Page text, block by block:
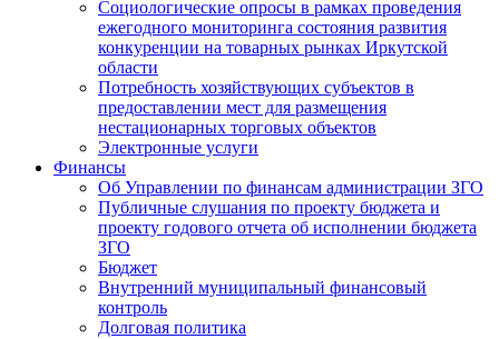
Социологические опросы в рамках проведения
ежегодного мониторинга состояния развития
конкуренции на товарных рынках Иркутской
области
Потребность хозяйствующих субъектов в
предоставлении мест для размещения
нестационарных торговых объектов
Электронные услуги
Финансы
Об Управлении по финансам администрации ЗГО
Публичные слушания по проекту бюджета и
проекту годового отчета об исполнении бюджета
ЗГО
Бюджет
Внутренний муниципальный финансовый
контроль
Долговая политика